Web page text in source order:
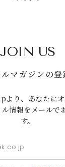
JOIN US
ルマガジンの登
より、あなたに
情報をメールで
す。